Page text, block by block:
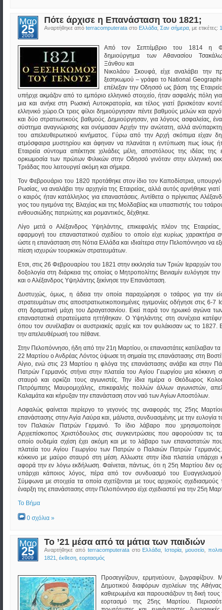
Μαρ
25
2009
Πότε άρχισε η Επανάσταση του 1821;
Αναρτήθηκε από terracomputerataστο Ελλάδα, Σαν σήμερα, με ετικέτες:
Από τον Σεπτέμβριο του 1814 η
δημιούργημα των Αθανασίου
Ξάνθου και
Νικολάου Σκουφά, είχε αναλάβει την
ξεσηκωμού – γράφει το Νational
επέλεξαν την Οδησσό ως βάση της
υπήρχε ακμάζον από το εμπόριο ελληνικό στοιχείο, ήταν ασφαλής πόλη
μια και ανήκε στη Ρωσική Αυτοκρατορία, και τέλος γιατί βρισκόταν
ελληνικό χώρο.Οι τρεις φίλοι δημιούργησαν πέντε βαθμούς μελών και
και δύο στρατιωτικούς βαθμούς. Δημιούργησαν, για λόγους ασφαλείας,
σύστημα αναγνώρισης και ονόμασαν Αρχήν την ανώτατη, αλλά
του απελευθερωτικού κινήματος. Γύρω από την Αρχή σκόπιμα είχαν
ατμόσφαιρα μυστηρίου και άφηναν να πλανάται η εντύπωση πως ίσως
Εταιρεία σύντομα απέκτησε χιλιάδες μέλη, αποστόλους της ιδέας
ορκωμοσία των πρώτων Φιλικών στην Οδησσό γινόταν στην ελληνική
Τριάδας που λειτουργεί ακόμη και σήμερα.
Τον Φεβρουάριο του 1820 προτάθηκε στον ίδιο τον Καποδίστρια,
Ρωσίας, να αναλάβει την αρχηγία της Εταιρείας, αλλά αυτός αρνήθηκε
ο καιρός ήταν κατάλληλος για επαναστάσεις. Αντίθετα ο πρίγκιπας
γιος του ηγεμόνα της Βλαχίας και της Μολδαβίας και υπασπιστής του
ενθουσιώδης πατριώτης και ρομαντικός, δέχθηκε.
Λίγο μετά ο Αλέξανδρος Υψηλάντης, επικεφαλής πλέον της Εταιρείας,
εφαρμογή του επαναστατικού σχεδίου το οποίο είχε κυρίως χαρακτήρα
ώστε η επανάσταση στη Νότια Ελλάδα και ιδιαίτερα στην Πελοπόννησο να
πίεση ισχυρών τουρκικών στρατευμάτων.
Ετσι, στις 26 Φεβρουαρίου του 1821 στην εκκλησία των Τριών Ιεραρχών του
δοξολογία στη διάρκεια της οποίας ο Μητροπολίτης Βενιαμίν ευλόγησε την
και ο Αλέξανδρος Υψηλάντης ξεκίνησε την Επανάσταση.
Δυστυχώς, όμως, η άδεια την οποία παραχώρησε ο τσάρος για την
στρατευμάτων στις αποστρατιωτικοποιημένες ηγεμονίες οδήγησε στις 6-7
στη δραματική μάχη του Δραγατσανίου. Εκεί παρά τον ηρωικό αγώνα των
επαναστατικά στρατεύματα ηττήθηκαν. Ο Υψηλάντης στη συνέχεια
όπου τον συνέλαβαν οι αυστριακές αρχές και τον φυλάκισαν ως το 1827.
την απελευθέρωσή του πέθανε.
Στην Πελοπόννησο, ήδη από την 21η Μαρτίου, οι επαναστάτες κατέλαβαν τα
22 Μαρτίου ο Ανδρέας Λόντος ύψωσε τη σημαία της επανάστασης στη
Αίγιο, ενώ στις 23 Μαρτίου η φλόγα της επανάστασης ανάβει και στην
Πατρών Γερμανός στήνει στην πλατεία του Αγίου Γεωργίου μια κόκκινη
σταυρό και ορκίζει τους αγωνιστές. Την ίδια ημέρα ο Θεόδωρος
Πετρόμπεης Μαυρομιχάλης, επικεφαλής πολλών άλλων αγωνιστών,
Καλαμάτα και κήρυξαν την επανάσταση στον ναό των Αγίων Αποστόλων.
Ασφαλώς φαίνεται περίεργο το γεγονός της αναφοράς της 25ης
επανάστασης στην Αγία Λαύρα και, μάλιστα, συνδυασμένης με την ευλογία
τον Παλαιών Πατρών Γερμανό. Το ίδιο λάβαρο που
Αρχιεπίσκοπος Χριστόδουλος στις συγκεντρώσεις που αφορούσαν τις
οποίο ουδεμία σχέση έχει ακόμη και με το λάβαρο των επαναστατών
πλατεία του Αγίου Γεωργίου των Πατρών ο Παλαιών Πατρών
κόκκινο με μαύρο σταυρό στη μέση. Αλλωστε στην ίδια πλατεία υπάρχει
αφορά την εν λόγω εκδήλωση. Φαίνεται, πάντως, ότι η 25η Μαρτίου δεν
υπάρχει κάποιος λόγος, πέρα από τον συνδυασμό του
Σύμφωνα με στοιχεία τα οποία σχετίζονται με τους αρχικούς
έναρξη της επανάστασης στην Πελοπόννησο είχε σχεδιαστεί για την 25η
Το Βήμα
0 σχόλια »
Μαρ
25
2009
Το ’21 μέσα από τα μάτια των παιδιών
Αναρτήθηκε από terracomputerataστο Ελλάδα Ιστορία ,μουσείο ,
1821
έκθεση, εορτασμός
Προσεγγίζουν, ερμηνεύουν, ζωγραφίζουν.
Δημοτικού διαφόρων σχολείων της
καθιερωμένα και παρουσιάζουν τη δική
εορτασμό της 25ης Μαρτίου.